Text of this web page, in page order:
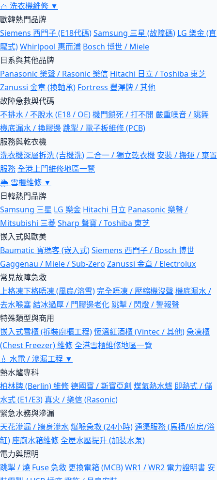
🧺 洗衣機維修 ▼
歐韓熱門品牌
Siemens 西門子 (E18代碼)Samsung 三星 (故障碼) LG 樂金 (直
驅式)Whirlpool 惠而浦 Bosch 博世 / Miele
日系與其他品牌
Panasonic 樂聲 / Rasonic 樂信 Hitachi 日立 / Toshiba 東芝
Zanussi 金章 (換軸承) Fortress 豐澤牌 / 其他
故障急救與代碼
不排水 / 不脫水 (E18 / OE)機門鎖死 / 打不開 嚴重噪音 / 跳舞
機底漏水 / 換膠邊跳掣 / 電子板維修 (PCB)
服務與乾衣機
洗衣機深層拆洗 (吉機洗) 二合一 / 獨立乾衣機 安裝 / 搬運 / 棄置
服務全港上門維修地區一覽
🌦 雪櫃維修 ▼
日韓熱門品牌
Samsung 三星 LG 樂金 Hitachi 日立 Panasonic 樂聲 /
Mitsubishi 三菱Sharp 聲寶 / Toshiba 東芝
嵌入式與歐美
Baumatic 寶瑪客 (嵌入式)Siemens 西門子 / Bosch 博世
Gaggenau / Miele / Sub-Zero Zanussi 金章 / Electrolux
常見故障急救
上格凍下格唔凍 (風扇/溶雪)完全唔凍 / 壓縮機沒聲 機底漏水 /
去水喉塞結冰過厚 / 門膠邊老化跳掣 / 閃燈 / 警報聲
特殊類型與商用
嵌入式雪櫃 (拆裝廚櫃工程)恆溫紅酒櫃 (Vintec / 其他)急凍櫃
(Chest Freezer) 維修全港雪櫃維修地區一覽
💧 水電 / 滲漏工程 ▼
熱水爐專科
柏林牌 (Berlin) 維修德國寶 / 斯寶亞創 煤氣熱水爐 即熱式 / 儲
水式 (E1/E3) 真火 / 樂信 (Rasonic)
緊急水務與滲漏
天花滲漏 / 牆身滲水爆喉急救 (24小時)通渠服務 (馬桶/廚房/浴
缸) 座廁水箱維修全屋水壓提升 (加裝水泵)
電力與照明
跳掣 / 燒 Fuse 急救 更換電箱 (MCB)WR1 / WR2 電力證明書 安